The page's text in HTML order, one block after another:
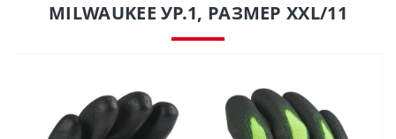
MILWAUKEE УР.1, РАЗМЕР XXL/11